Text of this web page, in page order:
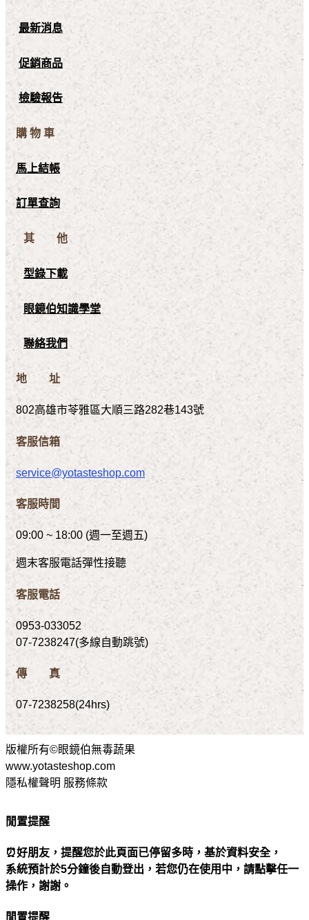
最新消息
促銷商品
檢驗報告
購 物 車
馬上結帳
訂單查詢
其 他
型錄下載
眼鏡伯知識學堂
聯絡我們
地 址
802高雄市苓雅區大順三路282巷143號
客服信箱
service@yotasteshop.com
客服時間
09:00 ~ 18:00 (週一至週五)
週末客服電話彈性接聽
客服電話
0953-033052
07-7238247(多線自動跳號)
傳 真
07-7238258(24hrs)
版權所有©眼鏡伯無毒蔬果
www.yotasteshop.com
隱私權聲明 服務條款
閒置提醒
⏰好朋友，提醒您於此頁面已停留多時，基於資料安全，
系統預計於5分鐘後自動登出，若您仍在使用中，請點擊任一
操作，謝謝。
閒置提醒